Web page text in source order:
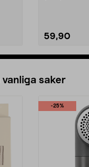
59,90
saker
-25%